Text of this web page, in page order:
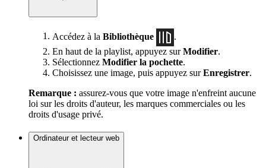
Accédez à la Bibliothèque
En haut de la playlist, appuyez surModifier.
Sélectionnez Modifier la pochette.
Choisissez une image, puis appuyez surEnregistrer.
Remarque : assurez-vous que votre image n'enfreint aucune
loi sur les droits d'auteur, les marques commerciales ou les
droits d'usage privé.
Ordinateur et lecteur web